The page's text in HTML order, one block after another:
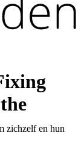
zichzelf en hun